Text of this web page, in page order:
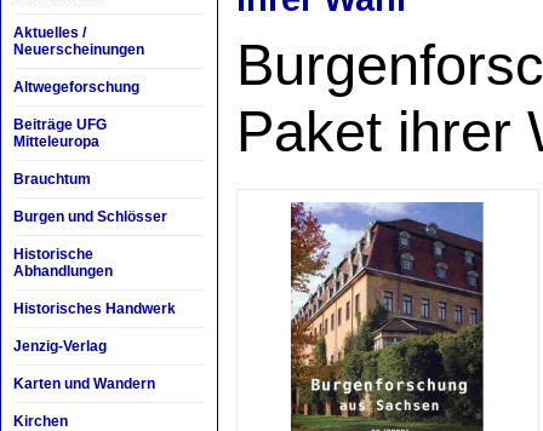
Aktuelles /
Neuerscheinungen
Altwegeforschung
Beiträge UFG
Mitteleuropa
Brauchtum
Burgen und Schlösser
Historische
Abhandlungen
Historisches Handwerk
Jenzig-Verlag
Karten und Wandern
Kirchen
Paket ihrer